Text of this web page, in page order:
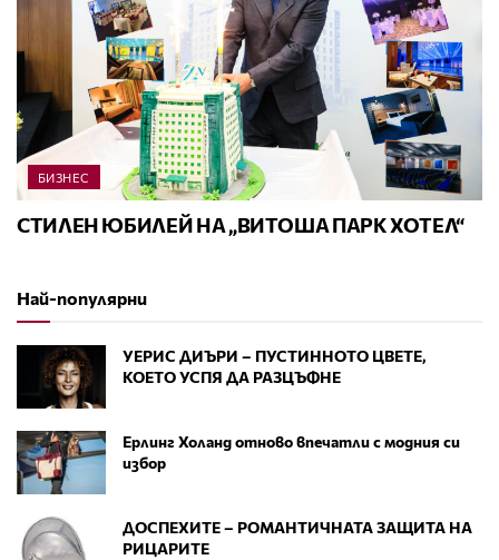
БИЗНЕС
СТИЛЕН ЮБИЛЕЙ НА „ВИТОША ПАРК ХОТЕЛ“
Най-популярни
УЕРИС ДИЪРИ – ПУСТИННОТО ЦВЕТЕ,
КОЕТО УСПЯ ДА РАЗЦЪФНЕ
Ерлинг Холанд отново впечатли с модния си
избор
ДОСПЕХИТЕ – РОМАНТИЧНАТА ЗАЩИТА НА
РИЦАРИТЕ